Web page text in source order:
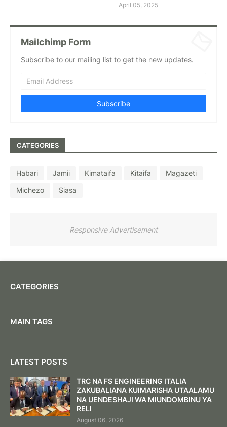
April 05, 2025
Mailchimp Form
Subscribe to our mailing list to get the new updates.
CATEGORIES
Habari Jamii Kimataifa Kitaifa
Magazeti
Michezo
Siasa
Responsive Advertisement
CATEGORIES
MAIN TAGS
LATEST POSTS
TRC NA FS ENGINEERING ITALIA
ZAKUBALIANA KUIMARISHA UTAALAMU
NA UENDESHAJI WA MIUNDOMBINU YA
RELI
August 06, 2026